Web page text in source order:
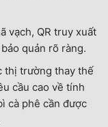
vạch, QR truy xuất
quản rõ ràng.
thị trường thay thế
cầu cao về tính
cà phê cần được